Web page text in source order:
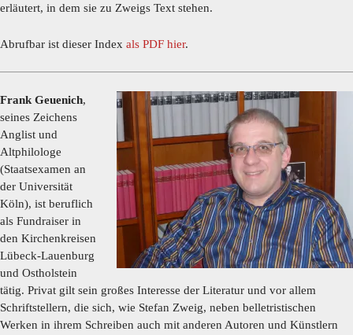
erläutert, in dem sie zu Zweigs Text stehen.
Abrufbar ist dieser Index als PDF hier.
Frank Geuenich,
seines Zeichens
Anglist und
Altphilologe
(Staatsexamen an
der Universität
Köln), ist beruflich
als Fundraiser in
den Kirchenkreisen
Lübeck-Lauenburg
und Ostholstein
tätig. Privat gilt sein großes Interesse der Literatur und vor allem
Schriftstellern, die sich, wie Stefan Zweig, neben belletristischen
Werken in ihrem Schreiben auch mit anderen Autoren und Künstlern